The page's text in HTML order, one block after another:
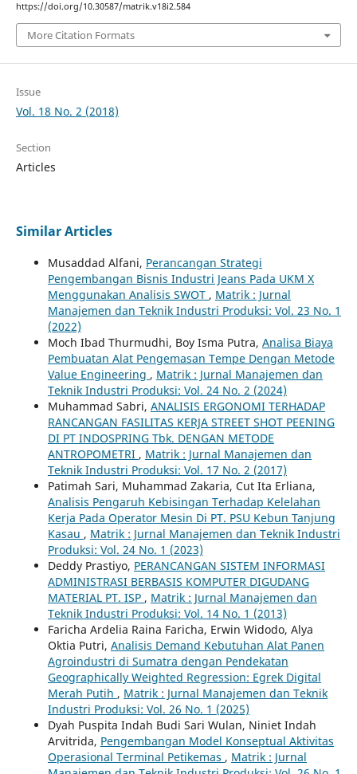
https://doi.org/10.30587/matrik.v18i2.584
More Citation Formats
Issue
Vol. 18 No. 2 (2018)
Section
Articles
Similar Articles
Musaddad Alfani, Perancangan Strategi
Pengembangan Bisnis Industri Jeans Pada UKM X
Menggunakan Analisis SWOT , Matrik : Jurnal
Manajemen dan Teknik Industri Produksi: Vol. 23 No. 1
(2022)
Moch Ibad Thurmudhi, Boy Isma Putra, Analisa Biaya
Pembuatan Alat Pengemasan Tempe Dengan Metode
Value Engineering , Matrik : Jurnal Manajemen dan
Teknik Industri Produksi: Vol. 24 No. 2 (2024)
Muhammad Sabri, ANALISIS ERGONOMI TERHADAP
RANCANGAN FASILITAS KERJA STREET SHOT PEENING
DI PT INDOSPRING Tbk. DENGAN METODE
ANTROPOMETRI , Matrik : Jurnal Manajemen dan
Teknik Industri Produksi: Vol. 17 No. 2 (2017)
Patimah Sari, Muhammad Zakaria, Cut Ita Erliana,
Analisis Pengaruh Kebisingan Terhadap Kelelahan
Kerja Pada Operator Mesin Di PT. PSU Kebun Tanjung
Kasau , Matrik : Jurnal Manajemen dan Teknik Industri
Produksi: Vol. 24 No. 1 (2023)
Deddy Prastiyo, PERANCANGAN SISTEM INFORMASI
ADMINISTRASI BERBASIS KOMPUTER DIGUDANG
MATERIAL PT. ISP , Matrik : Jurnal Manajemen dan
Teknik Industri Produksi: Vol. 14 No. 1 (2013)
Faricha Ardelia Raina Faricha, Erwin Widodo, Alya
Oktia Putri, Analisis Demand Kebutuhan Alat Panen
Agroindustri di Sumatra dengan Pendekatan
Geographically Weighted Regression: Egrek Digital
Merah Putih , Matrik : Jurnal Manajemen dan Teknik
Industri Produksi: Vol. 26 No. 1 (2025)
Dyah Puspita Indah Budi Sari Wulan, Niniet Indah
Arvitrida, Pengembangan Model Konseptual Aktivitas
Operasional Terminal Petikemas , Matrik : Jurnal